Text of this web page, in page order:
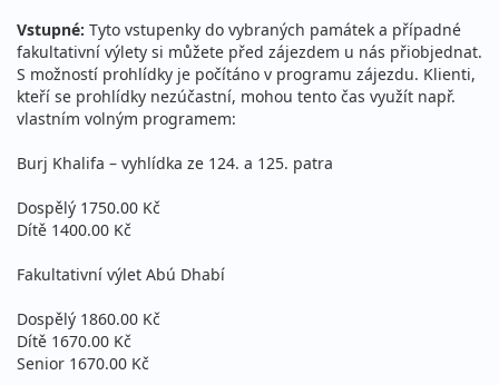
Vstupné: Tyto vstupenky do vybraných památek a případné
fakultativní výlety si můžete před zájezdem u nás přiobjednat.
S možností prohlídky je počítáno v programu zájezdu. Klienti,
kteří se prohlídky nezúčastní, mohou tento čas využít např.
vlastním volným programem:
Burj Khalifa – vyhlídka ze 124. a 125. patra
Dospělý 1750.00 Kč
Dítě 1400.00 Kč
Fakultativní výlet Abú Dhabí
Dospělý 1860.00 Kč
Dítě 1670.00 Kč
Senior 1670.00 Kč